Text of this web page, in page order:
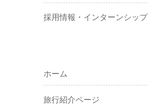
採用情報・インターンシップ
ホーム
旅行紹介ページ